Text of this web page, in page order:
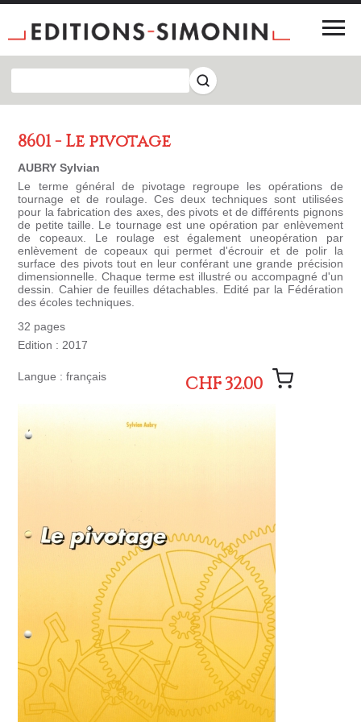
8601 - Le pivotage
AUBRY Sylvian
Le terme général de pivotage regroupe les opérations de
tournage et de roulage. Ces deux techniques sont utilisées
pour la fabrication des axes, des pivots et de différents pignons
de petite taille. Le tournage est une opération par enlèvement
de copeaux. Le roulage est également uneopération par
enlèvement de copeaux qui permet d'écrouir et de polir la
surface des pivots tout en leur conférant une grande précision
dimensionnelle. Chaque terme est illustré ou accompagné d'un
dessin. Cahier de feuilles détachables. Edité par la Fédération
des écoles techniques.
32 pages
Edition : 2017
Langue : français CHF 32.00